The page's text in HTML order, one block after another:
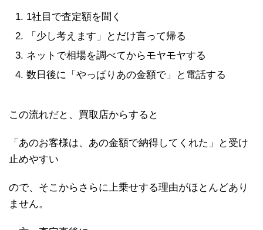
1社目で査定額を聞く
「少し考えます」とだけ言って帰る
ネットで相場を調べてからモヤモヤする
数日後に「やっぱりあの金額で」と電話する
この流れだと、買取店からすると
「あのお客様は、あの金額で納得してくれた」と受け
止めやすい
ので、そこからさらに上乗せする理由がほとんどあり
ません。